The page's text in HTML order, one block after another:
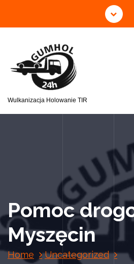
Wulkanizacja Holowanie TIR
Pomoc
Myszęcin
Home
Uncategorized